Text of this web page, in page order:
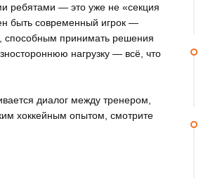
ребятами — это уже не «секция
быть современный игрок —
способным принимать решения
нагрузку — всё, что
диалог между тренером,
хоккейным опытом, смотрите